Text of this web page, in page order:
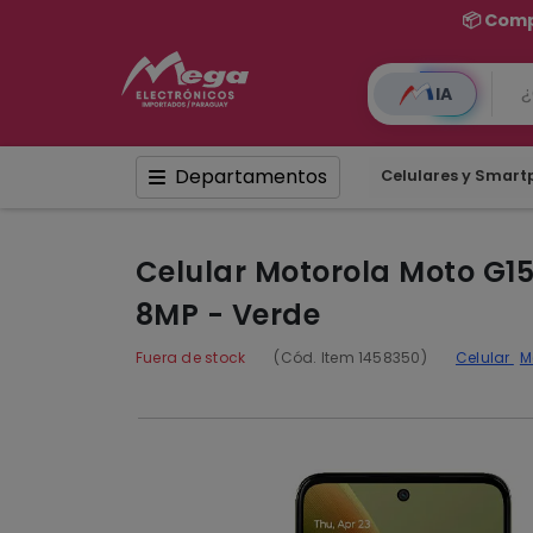
IA
Departamentos Celulares y
Celular Motorola Moto G15
8MP - Verde
Fuera de stock (Cód. Item 1458350) Celular